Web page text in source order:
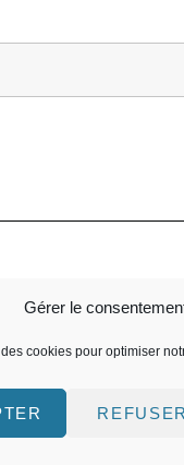
Gérer le
cookies pour optimiser
REFUSER